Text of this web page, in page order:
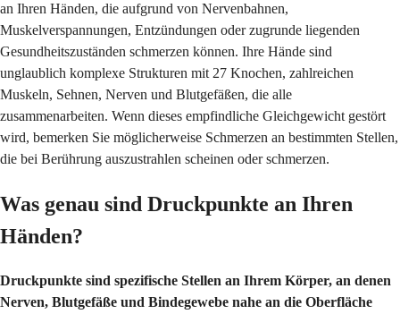
an Ihren Händen, die aufgrund von Nervenbahnen,
Muskelverspannungen, Entzündungen oder zugrunde liegenden
Gesundheitszuständen schmerzen können. Ihre Hände sind
unglaublich komplexe Strukturen mit 27 Knochen, zahlreichen
Muskeln, Sehnen, Nerven und Blutgefäßen, die alle
zusammenarbeiten. Wenn dieses empfindliche Gleichgewicht gestört
wird, bemerken Sie möglicherweise Schmerzen an bestimmten Stellen,
die bei Berührung auszustrahlen scheinen oder schmerzen.
Was genau sind Druckpunkte an Ihren
Händen?
Druckpunkte sind spezifische Stellen an Ihrem Körper, an denen
Nerven, Blutgefäße und Bindegewebe nahe an die Oberfläche